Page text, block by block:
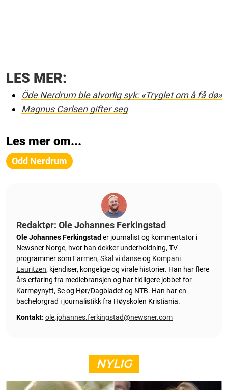
LES MER:
Öde Nerdrum ble alvorlig syk: «Tryglet om å få dø»
Magnus Carlsen gifter seg
Les mer om...
Odd Nerdrum
Redaktør: Ole Johannes Ferkingstad
Ole Johannes Ferkingstader journalist og kommentator i
Newsner Norge, hvor han dekker underholdning, TV-
programmer som Farmen, Skal vi danseog Kompani
Lauritzen, kjendiser, kongelige og virale historier. Han har flere
års erfaring fra mediebransjen og har tidligere jobbet for
Karmøynytt, Se og Hør/Dagbladet og NTB. Han har en
bachelorgrad i journalistikk fra Høyskolen Kristiania.
Kontakt: ole.johannes.ferkingstad@newsner.com
NYLIG